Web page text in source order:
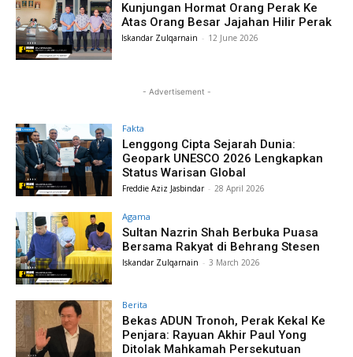
Kunjungan Hormat Orang Perak Ke
Atas Orang Besar Jajahan Hilir Perak
Iskandar Zulqarnain - 12 June 2026
- Advertisement -
Fakta
Lenggong Cipta Sejarah Dunia:
Geopark UNESCO 2026 Lengkapkan
Status Warisan Global
Freddie Aziz Jasbindar - 28 April 2026
Agama
Sultan Nazrin Shah Berbuka Puasa
Bersama Rakyat di Behrang Stesen
Iskandar Zulqarnain - 3 March 2026
Berita
Bekas ADUN Tronoh, Perak Kekal Ke
Penjara: Rayuan Akhir Paul Yong
Ditolak Mahkamah Persekutuan